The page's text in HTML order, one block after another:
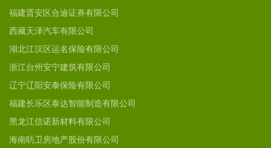
福建晋安区合迪证券有限公司
西藏天泽汽车有限公司
湖北江汉区运名保险有限公司
浙江台州安宁建筑有限公司
辽宁辽阳安泰保险有限公司
福建长乐区泰达智能制造有限公司
黑龙江信诺新材料有限公司
海南昉卫房地产股份有限公司